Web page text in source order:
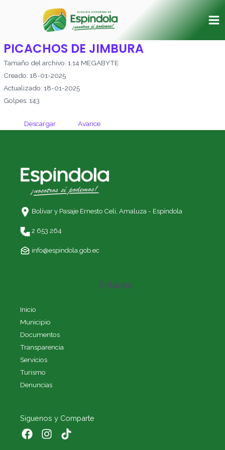
PICACHOS DE JIMBURA
Tamaño del archivo: 1.14 MEGABYTE
Creado: 18-01-2025
Actualizado: 18-01-2025
Golpes: 143
Descargar Avance
Bolívar y Pasaje Ernesto Celi, Amaluza - Espíndola
2 653 264
info@espindola.gob.ec
Enlaces
Inicio
Municipio
Documentos
Transparencia
Servicios
Turismo
Denuncias
Siguenos y Comparte